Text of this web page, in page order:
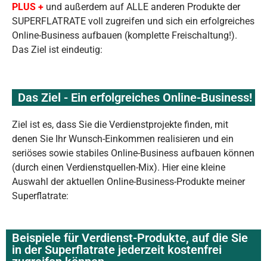
PLUS + und außerdem auf ALLE anderen Produkte der
SUPERFLATRATE voll zugreifen und sich ein erfolgreiches
Online-Business aufbauen (komplette Freischaltung!).
Das Ziel ist eindeutig:
Das Ziel - Ein erfolgreiches Online-Business!
Ziel ist es, dass Sie die Verdienstprojekte finden, mit
denen Sie Ihr Wunsch-Einkommen realisieren und ein
seriöses sowie stabiles Online-Business aufbauen können
(durch einen Verdienstquellen-Mix). Hier eine kleine
Auswahl der aktuellen Online-Business-Produkte meiner
Superflatrate:
Beispiele für Verdienst-Produkte, auf die Sie
in der Superflatrate jederzeit kostenfrei